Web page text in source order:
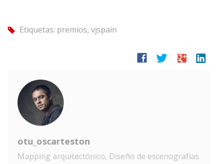
tag Etiquetas: premios, vjspain
facebook twitter google linkedin
otu_oscarteston
Mapping arquitectónico, Diseño de escenografías